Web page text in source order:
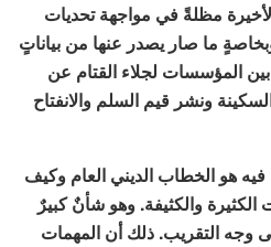
مظلةً في مواجهة تحديات
ما صار يصدر عنها من بياناتٍ
المؤسسات لجلاء القتام عن
ونشر قيم السلم والانفتاح
فيه هو الخطاب الديني العام وكيف
والكثيفة. وهو شأنٌ كبيرٌ
التقريب. ذلك أن المهمات